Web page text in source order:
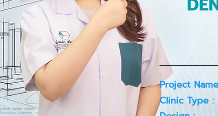
Project
Clinic Type :